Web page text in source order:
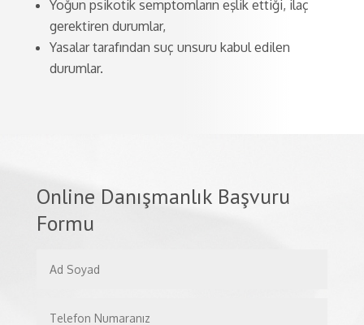
Yoğun psikotik semptomların eşlik ettiği, ilaç
gerektiren durumlar,
Yasalar tarafından suç unsuru kabul edilen
durumlar.
Online Danışmanlık Başvuru
Formu